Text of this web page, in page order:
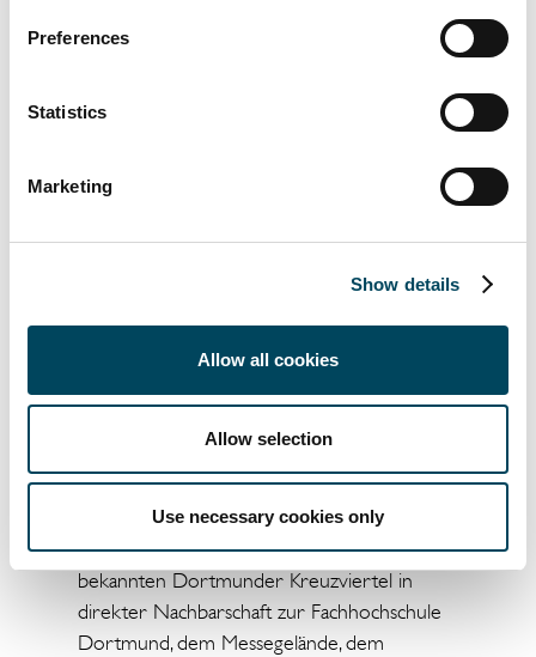
Preferences
Statistics
Marketing
Show details
Allow all cookies
Allow selection
Use necessary cookies only
Wohnraum zur Verfügung stellen.
Berlin so nicht mehr im Angebot gibt. Die
sein, als Neubau derzeit in den zentralen
Wittekindstraße/ Rheinlanddamm gelegen
wurden für den Fonds 365 voll möblierte
Mikroapartments mit rund 10.400 m²
2020. Die von der REVITALIS REAL ESTATE
AG entwickelten Apartments mit
Wohnflächen von 22 bis 49 m² liegen im
bekannten Dortmunder Kreuzviertel in
direkter Nachbarschaft zur Fachhochschule
Dortmund, dem Messegelände, dem